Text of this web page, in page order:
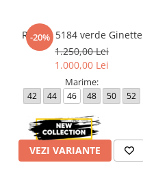
-20%
Rochie 5184 verde Ginette
1.250,00 Lei
1.000,00 Lei
Marime:
42 44 46 48 50 52
VEZI VARIANTE